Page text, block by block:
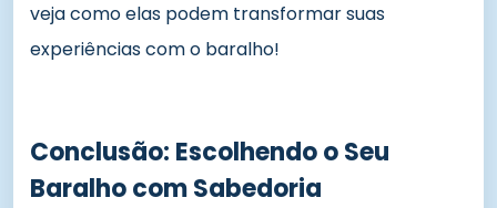
veja como elas podem transformar suas
experiências com o baralho!
Conclusão: Escolhendo o Seu
Baralho com Sabedoria